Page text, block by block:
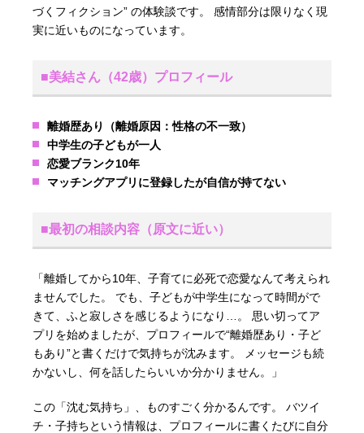
づくフィクション” の体験談です。 感情部分は限りなく現
実に近いものになっています。
■美結さん（42歳）プロフィール
離婚歴あり（離婚原因：性格の不一致）
中学生の子どもが一人
恋愛ブランク10年
マッチングアプリに登録したが自信が持てない
■最初の相談内容（原文に近い）
「離婚してから10年、子育てに必死で恋愛なんて考えられ
ませんでした。 でも、子どもが中学生になって時間がで
きて、ふと寂しさを感じるようになり…。 思い切ってア
プリを始めましたが、プロフィールで“離婚歴あり・子ど
もあり”と書くだけで気持ちが沈みます。 メッセージも続
かないし、何を話したらいいか分かりません。」
この「沈む気持ち」、ものすごく分かるんです。 バツイ
チ・子持ちという情報は、プロフィールに書くたびに自分